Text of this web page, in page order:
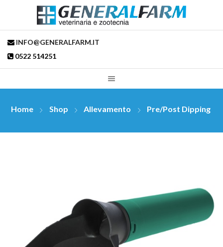
INFO@GENERALFARM.IT
0522 514251
Home Shop Allevamento Pre/post Dipping